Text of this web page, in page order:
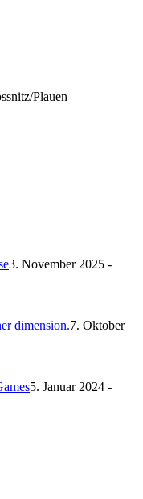
Plauen
3. November 2025 -
dimension.7. Oktober
5. Januar 2024 -